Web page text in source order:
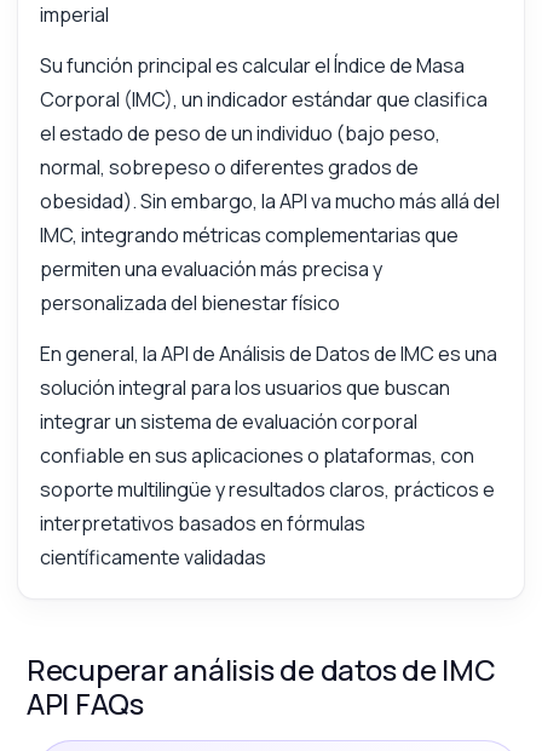
imperial
Su función principal es calcular el Índice de Masa
Corporal (IMC), un indicador estándar que clasifica
el estado de peso de un individuo (bajo peso,
normal, sobrepeso o diferentes grados de
obesidad). Sin embargo, la API va mucho más allá del
IMC, integrando métricas complementarias que
permiten una evaluación más precisa y
personalizada del bienestar físico
En general, la API de Análisis de Datos de IMC es una
solución integral para los usuarios que buscan
integrar un sistema de evaluación corporal
confiable en sus aplicaciones o plataformas, con
soporte multilingüe y resultados claros, prácticos e
interpretativos basados en fórmulas
científicamente validadas
Recuperar análisis de datos de IMC
API FAQs